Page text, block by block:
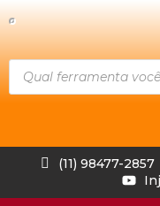
(11) 98477-2857